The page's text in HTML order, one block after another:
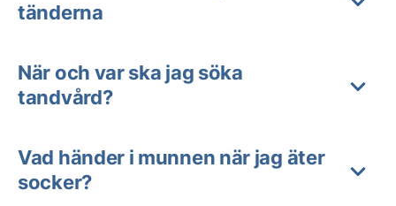
tänderna
När och var ska jag söka
tandvård?
Vad händer i munnen när jag äter
socker?